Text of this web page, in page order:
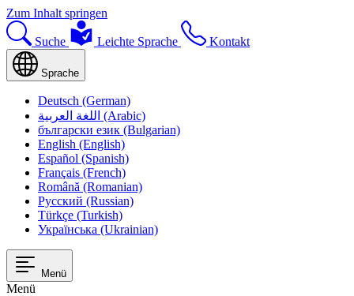
Zum Inhalt springen
Suche Leichte Sprache Kontakt
Sprache
Deutsch (German)
اللغة العربية (Arabic)
български език (Bulgarian)
English (English)
Español (Spanish)
Français (French)
Română (Romanian)
Русский (Russian)
Türkçe (Turkish)
Українська (Ukrainian)
Menü
Menü